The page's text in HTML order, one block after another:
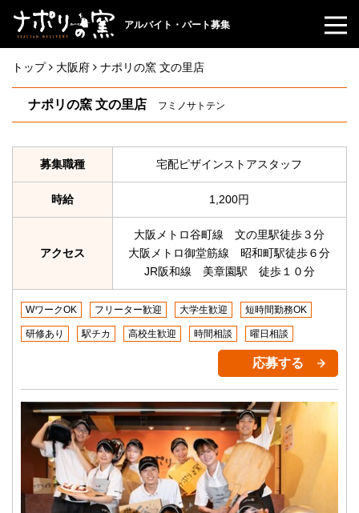
アルバイト・パート募集
トップ 大阪府 ナポリの窯 文の里店
ナポリの窯 文の里店 フミノサトテン
募集職種 宅配ピザインストアスタッフ
時給 1,200円
アクセス
大阪メトロ谷町線 文の里駅徒歩３分
大阪メトロ御堂筋線 昭和町駅徒歩６分
JR阪和線 美章園駅 徒歩１０分
WワークOK フリーター歓迎 大学生歓迎 短時間勤務OK
研修あり 駅チカ 高校生歓迎 時間相談 曜日相談
応募する